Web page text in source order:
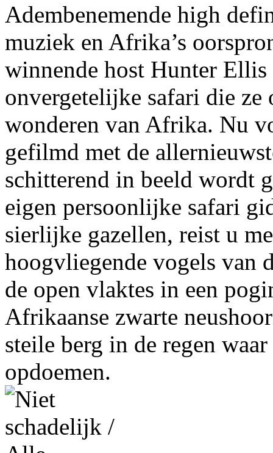
Adembenemende high
muziek en Afrika’s
winnende host Hunter Ellis
onvergetelijke safari die
wonderen van Afrika. Nu
gefilmd met de
schitterend in beeld wordt
eigen persoonlijke safari
sierlijke gazellen, reist u
hoogvliegende vogels
de open vlaktes in een
Afrikaanse zwarte
steile berg in de regen
opdoemen.